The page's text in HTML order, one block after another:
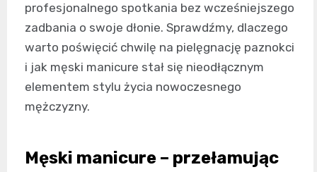
profesjonalnego spotkania bez wcześniejszego
zadbania o swoje dłonie. Sprawdźmy, dlaczego
warto poświęcić chwilę na pielęgnację paznokci
i jak męski manicure stał się nieodłącznym
elementem stylu życia nowoczesnego
mężczyzny.
Męski manicure – przełamując